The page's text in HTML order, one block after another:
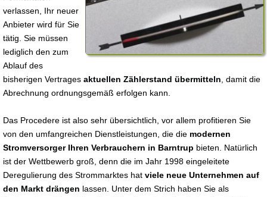
verlassen, Ihr neuer
Anbieter wird für Sie
tätig. Sie müssen
lediglich den zum
Ablauf des
bisherigen Vertrages aktuellen Zählerstand übermitteln , damit die
Abrechnung ordnungsgemäß erfolgen kann.
Das Procedere ist also sehr übersichtlich, vor allem profitieren Sie
von den umfangreichen Dienstleistungen, die die modernen
Stromversorger Ihren Verbrauchern in Barntrup bieten. Natürlich
ist der Wettbewerb groß, denn die im Jahr 1998 eingeleitete
Deregulierung des Strommarktes hat viele neue Unternehmen auf
den Markt drängen lassen. Unter dem Strich haben Sie als